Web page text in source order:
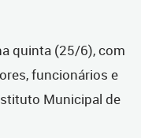
quinta (25/6), com
funcionários e
Municipal de